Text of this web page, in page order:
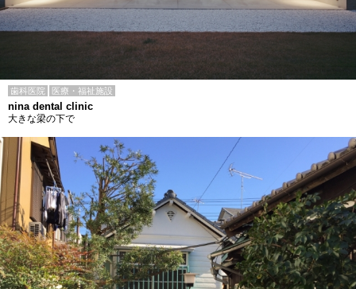
歯科医院 医療・福祉施設
nina dental clinic
大きな梁の下で